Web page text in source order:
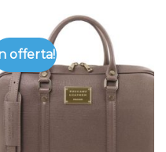
offerta!